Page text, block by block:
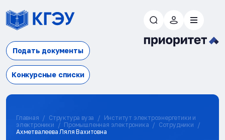
Подать документы
Конкурсные списки
Главная Структура вуза
Институт электроэнергетики и
электроники
Промышленная электроника
Сотрудники
Ахметвалеева Ляля Вахитовна